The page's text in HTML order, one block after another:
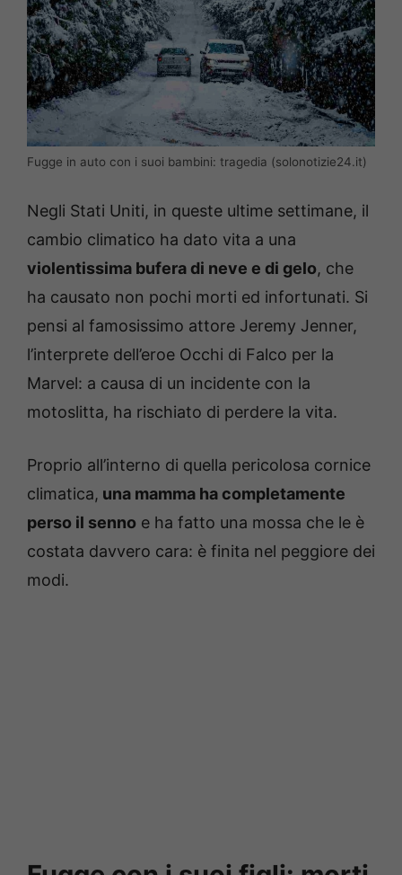
Fugge in auto con i suoi bambini: tragedia (solonotizie24.it)
Negli Stati Uniti, in queste ultime settimane, il
cambio climatico ha dato vita a una
violentissima bufera di neve e di gelo, che
ha causato non pochi morti ed infortunati. Si
pensi al famosissimo attore Jeremy Jenner,
l’interprete dell’eroe Occhi di Falco per la
Marvel: a causa di un incidente con la
motoslitta, ha rischiato di perdere la vita.
Proprio all’interno di quella pericolosa cornice
climatica, una mamma ha completamente
perso il senno e ha fatto una mossa che le è
costata davvero cara: è finita nel peggiore dei
modi.